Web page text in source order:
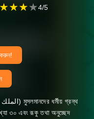
★★★★4/5
৩০ এবং রূকু তথা অনুচ্ছেদ